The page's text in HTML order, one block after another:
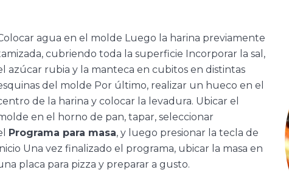
agua en el molde Luego la harina previamente
cubriendo toda la superficie Incorporar la sal,
azúcar rubia y la manteca en cubitos en distintas
del molde Por último, realizar un hueco en el
de la harina y colocar la levadura. Ubicar el
en el horno de pan, tapar, seleccionar
Programa para masa, y luego presionar la tecla de
Una vez finalizado el programa, ubicar la masa en
placa para pizza y preparar a gusto.